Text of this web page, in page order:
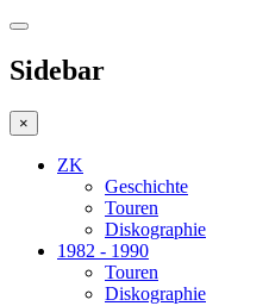
Sidebar
×
ZK
Geschichte
Touren
Diskographie
1982 - 1990
Touren
Diskographie